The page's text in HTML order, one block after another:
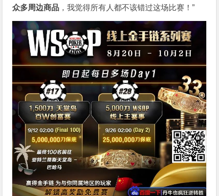
众多周边商品 ，我觉得所有人都不该错过这场比赛！”